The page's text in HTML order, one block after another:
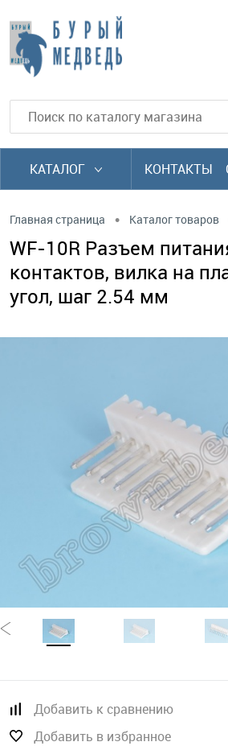
КАТАЛОГ КОНТАКТЫ
Главная страница • Каталог товаров
WF-10R Разъем
контактов, вилка на
угол, шаг 2.54 мм
Добавить к сравнению
Добавить в избранное